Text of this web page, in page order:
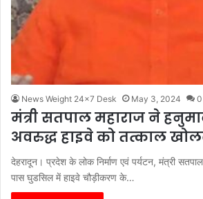
News Weight 24x7 Desk May 3, 2024 0
मंत्री सतपाल महाराज ने
अवरुद्ध हाइवे को तत्काल
देहरादून। प्रदेश के लोक निर्माण एवं पर्यटन, मंत्री
पास घुडसिल में हाइवे चौड़ीकरण के…